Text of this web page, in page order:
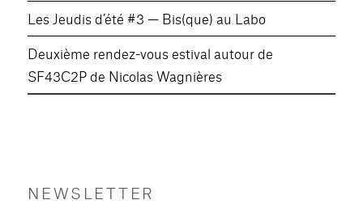
Les Jeudis d’été #3 — Bis(que) au Labo
Deuxième rendez-vous estival autour de
SF43C2P de Nicolas Wagnières
NEWSLETTER